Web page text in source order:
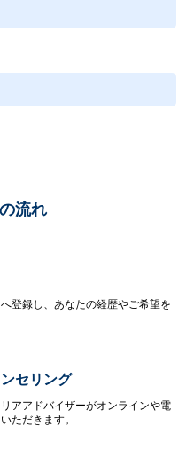
、世界7拠点600人以上の組
流れ
登録し、あなたの経歴やご希望を
セリング
アアドバイザーがオンラインや電
ただきます。